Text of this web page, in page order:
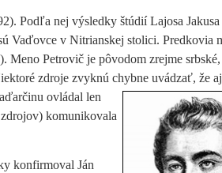
Podľa nej výsledky štúdií Lajosa
Vaďovce v Nitrianskej stolici. Predkovia
Petrovič je pôvodom zrejme srbské,
zdroje zvyknú chybne uvádzať, že
ovládal len
komunikovala
konfirmoval Ján